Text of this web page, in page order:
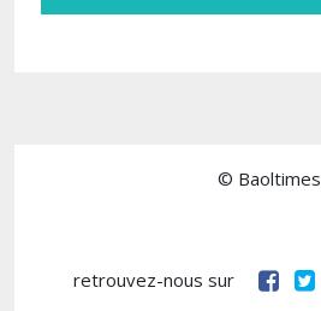
© Baoltimes
retrouvez-nous sur